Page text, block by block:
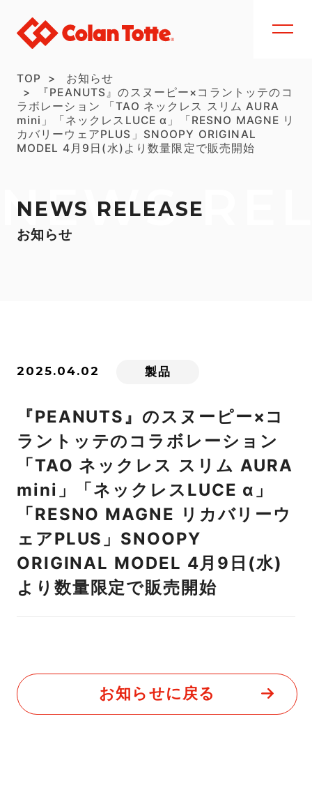
TOP
お知らせ
『PEANUTS』のスヌーピー×コラントッテのコ
ラボレーション 「TAO ネックレス スリム AURA
mini」「ネックレスLUCE α」「RESNO MAGNE リ
カバリーウェアPLUS」SNOOPY ORIGINAL
MODEL 4月9日(水)より数量限定で販売開始
NEWS RELEASE
お知らせ
NEWS
2025.04.02 製品
『PEANUTS』のスヌーピー×コ
ラントッテのコラボレーション
「TAO ネックレス スリム AURA
mini」「ネックレスLUCE α」
「RESNO MAGNE リカバリーウ
ェアPLUS」SNOOPY
ORIGINAL MODEL 4月9日(水)
より数量限定で販売開始
お知らせに戻る